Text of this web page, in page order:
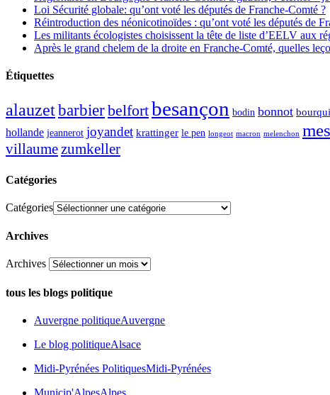
Loi Sécurité globale: qu’ont voté les députés de Franche-Comté ?
Réintroduction des néonicotinoïdes : qu’ont voté les députés de
Les militants écologistes choisissent la tête de liste d’EELV aux
Après le grand chelem de la droite en Franche-Comté, quelles
Étiquettes
alauzetbarbierbelfortbesançon bodin bonnot
hollande jeannerot joyandet krattinger le pen longeot macron melenchon
villaumezumkeller
Catégories
Catégories
Archives
Archives
tous les blogs politique
Auvergne politiqueAuvergne
Le blog politiqueAlsace
Midi-Pyrénées PolitiquesMidi-Pyrénées
Municip'AlpesAlpes